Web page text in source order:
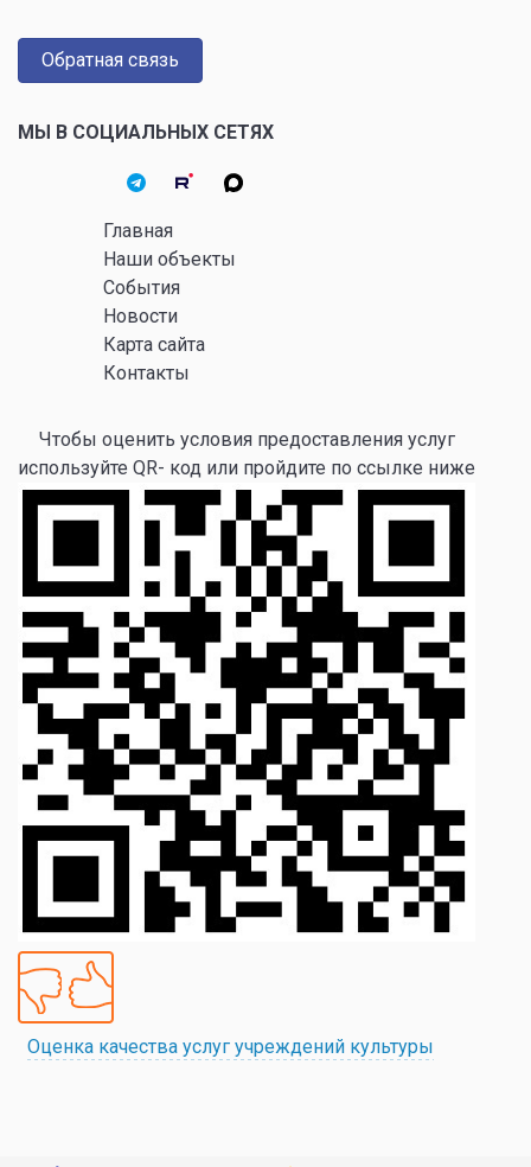
Обратная связь
МЫ В СОЦИАЛЬНЫХ СЕТЯХ
Главная
Наши объекты
События
Новости
Карта сайта
Контакты
Чтобы оценить условия предоставления услуг
используйте QR- код или пройдите по ссылке ниже
Оценка качества услуг учреждений культуры